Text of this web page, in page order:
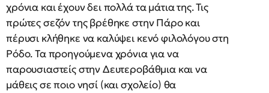
χρόνια και έχουν δει πολλά τα μάτια της. Τις
πρώτες σεζόν της βρέθηκε στην Πάρο και
πέρυσι κλήθηκε να καλύψει κενό φιλολόγου στη
Ρόδο. Τα προηγούμενα χρόνια για να
παρουσιαστείς στην Δευτεροβάθμια και να
μάθεις σε ποιο νησί (και σχολείο) θα